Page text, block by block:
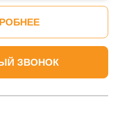
ЗВОНОК